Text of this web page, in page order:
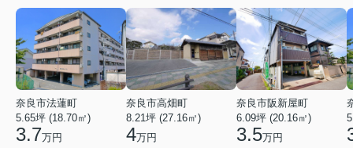
奈良市法蓮町
5.65坪 (18.70㎡)
3.7万円
奈良市高畑町
8.21坪 (27.16㎡)
4万円
奈良市阪新屋町
6.09坪 (20.16㎡)
3.5万円